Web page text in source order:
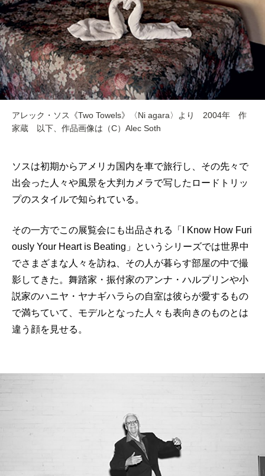
アレック・ソス《Two Towels》〈Ni agara〉より 2004年 作
家蔵 以下、作品画像は（C）Alec Soth
ソスは初期からアメリカ国内を車で旅行し、その先々で
出会った人々や風景を大判カメラで写したロードトリッ
プのスタイルで知られている。
その一方でこの展覧会にも出品される「I Know How Furi
ously Your Heart is Beating」というシリーズでは世界中
でさまざまな人々を訪ね、その人が暮らす部屋の中で撮
影してきた。舞踏家・振付家のアンナ・ハルプリンや小
説家のハニヤ・ヤナギハラらの自室は彼らが愛するもの
で満ちていて、モデルとなった人々も表向きのものとは
違う顔を見せる。